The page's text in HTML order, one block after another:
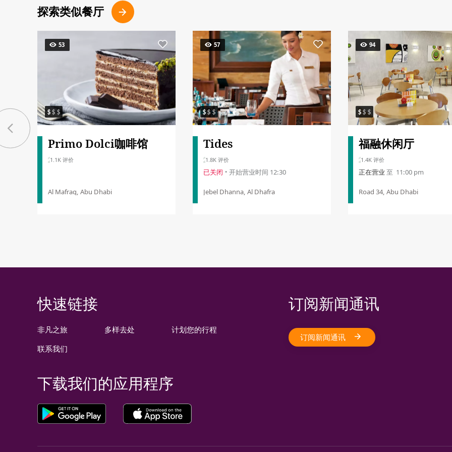
探索类似餐厅
53
Primo Dolci咖啡馆
1.1K 评价
Al Mafraq, Abu Dhabi
57
Tides
1.8K 评价
已关闭 开始营业时间 12:30
Jebel Dhanna, Al Dhafra
94
福融休闲厅
1.4K 评价
正在营业 至 11:00 pm
Road 34, Abu Dhabi
快速链接
非凡之旅
联系我们
多样去处 计划您的行程
订阅新闻通讯
订阅新闻通讯
下载我们的应用程序